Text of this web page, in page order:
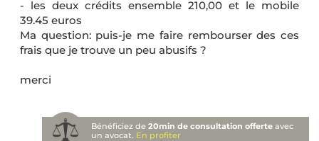
- les deux crédits ensemble 210,00 et le mobile
39.45 euros
Ma question: puis-je me faire rembourser des ces
frais que je trouve un peu abusifs ?
merci
Bénéficiez de20min de consultation offerte avec
un avocat. En profiter